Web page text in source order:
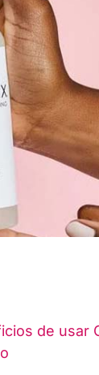
de usar